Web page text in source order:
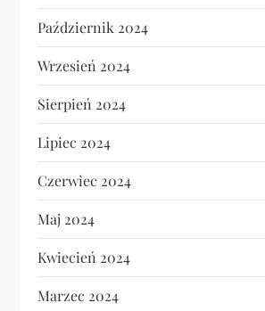
Październik 2024
Wrzesień 2024
Sierpień 2024
Lipiec 2024
Czerwiec 2024
Maj 2024
Kwiecień 2024
Marzec 2024